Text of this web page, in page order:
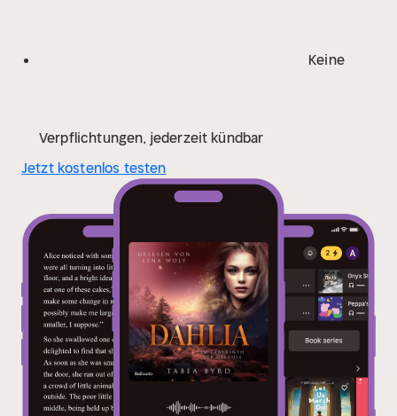
Keine
Verpflichtungen, jederzeit kündbar
Jetzt kostenlos testen